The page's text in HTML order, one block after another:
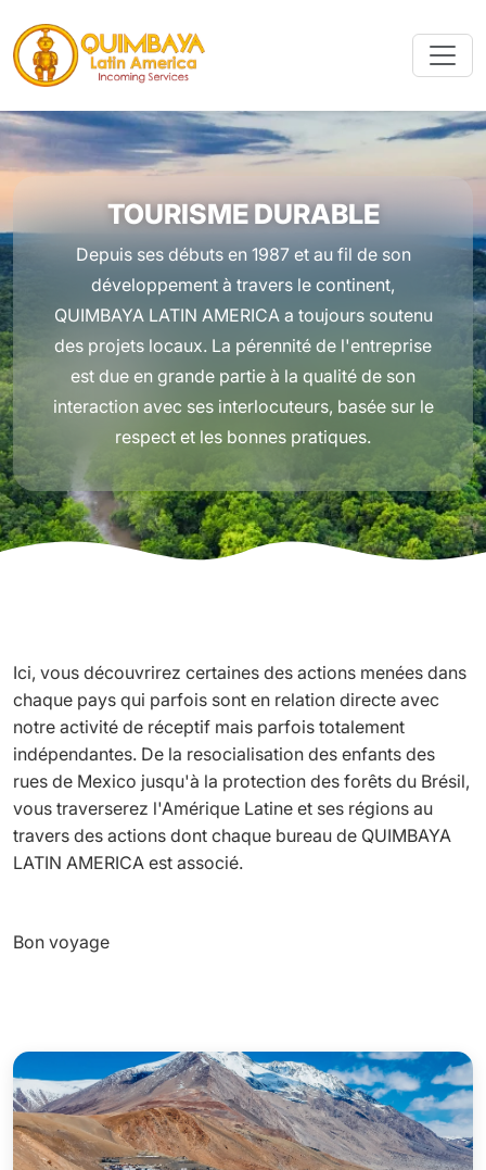
TOURISME DURABLE
Depuis ses débuts en 1987 et au fil de son
développement à travers le continent,
QUIMBAYA LATIN AMERICA a toujours soutenu
des projets locaux. La pérennité de l'entreprise
est due en grande partie à la qualité de son
interaction avec ses interlocuteurs, basée sur le
respect et les bonnes pratiques.
Ici, vous découvrirez certaines des actions menées dans
chaque pays qui parfois sont en relation directe avec
notre activité de réceptif mais parfois totalement
indépendantes. De la resocialisation des enfants des
rues de Mexico jusqu'à la protection des forêts du Brésil,
vous traverserez l'Amérique Latine et ses régions au
travers des actions dont chaque bureau de QUIMBAYA
LATIN AMERICA est associé.
Bon voyage